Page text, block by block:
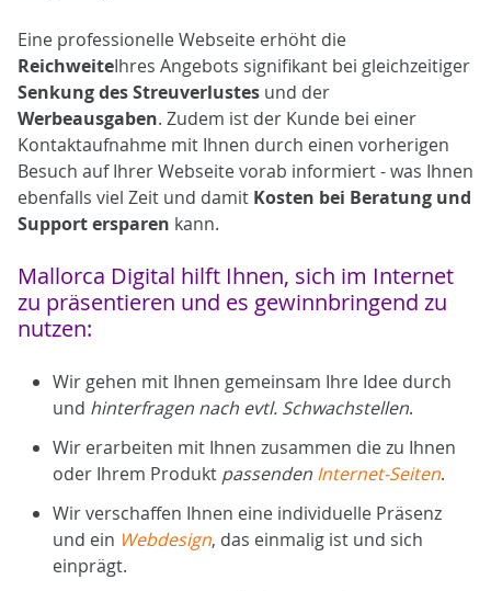
Eine professionelle Webseite erhöht die
ReichweiteIhres Angebots signifikant bei gleichzeitiger
Senkung des Streuverlustes und der
Werbeausgaben. Zudem ist der Kunde bei einer
Kontaktaufnahme mit Ihnen durch einen vorherigen
Besuch auf Ihrer Webseite vorab informiert - was Ihnen
ebenfalls viel Zeit und damit Kosten bei Beratung und
Support ersparen kann.
Mallorca Digital hilft Ihnen, sich im Internet
zu präsentieren und es gewinnbringend zu
nutzen:
Wir gehen mit Ihnen gemeinsam Ihre Idee durch
und hinterfragen nach evtl. Schwachstellen.
Wir erarbeiten mit Ihnen zusammen die zu Ihnen
oder Ihrem Produkt passenden Internet-Seiten.
Wir verschaffen Ihnen eine individuelle Präsenz
und ein Webdesign, das einmalig ist und sich
einprägt.